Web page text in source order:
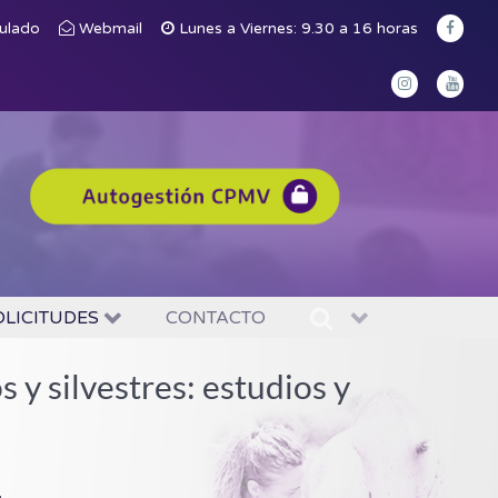
Webmail Lunes a Viernes: 9.30 a 16 horas
CONTACTO
y silvestres: estudios y